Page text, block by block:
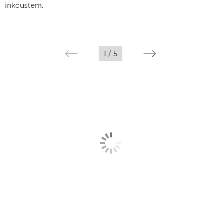
inkoustem.
1 / 5